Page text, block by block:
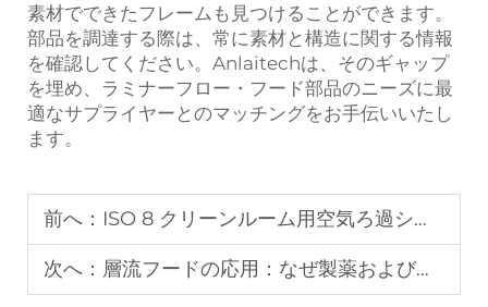
素材でできたフレームも見つけることができます。
部品を調達する際は、常に素材と構造に関する情報
を確認してください。Anlaitechは、そのギャップ
を埋め、ラミナーフロー・フード部品のニーズに最
適なサプライヤーとのマッチングをお手伝いいたし
ます。
前へ： ISO 8 クリーンルーム用空気ろ過システム：適切なHEPA／ULPAフィルターの選択
次へ： 層流フードの応用：なぜ製薬および電子機器の実験室で不可欠なのか